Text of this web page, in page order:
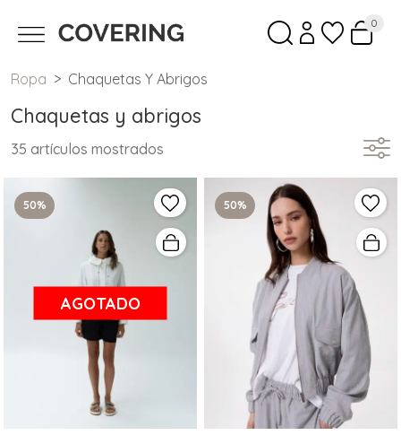
0
Ropa Chaquetas Y Abrigos
Chaquetas y abrigos
35 artículos mostrados
50%
AGOTADO
50%